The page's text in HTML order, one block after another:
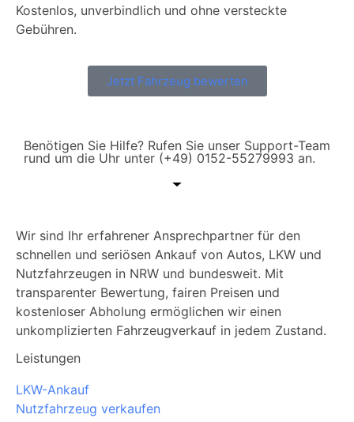
Kostenlos, unverbindlich und ohne versteckte
Gebühren.
Jetzt Fahrzeug bewerten
Benötigen Sie Hilfe? Rufen Sie unser Support-Team
rund um die Uhr unter (+49) 0152-55279993 an.
Wir sind Ihr erfahrener Ansprechpartner für den
schnellen und seriösen Ankauf von Autos, LKW und
Nutzfahrzeugen in NRW und bundesweit. Mit
transparenter Bewertung, fairen Preisen und
kostenloser Abholung ermöglichen wir einen
unkomplizierten Fahrzeugverkauf in jedem Zustand.
Leistungen
LKW-Ankauf
Nutzfahrzeug verkaufen